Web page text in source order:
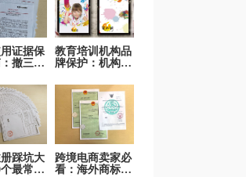
证据保
撤三答
教育培训机构品
牌保护：机构名
吉祥物商标全面
保护
踩坑大
最常见
跨境电商卖家必
看：海外商标注